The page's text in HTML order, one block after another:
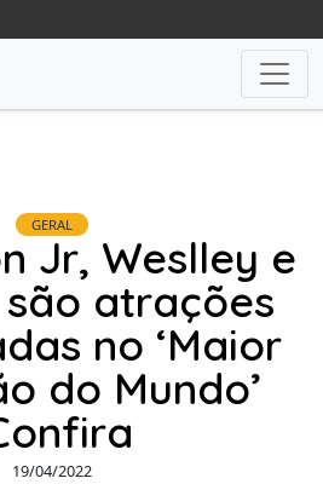
GERAL
Jr, Weslley e
atrações
no ‘Maior
do Mundo’
19/04/2022